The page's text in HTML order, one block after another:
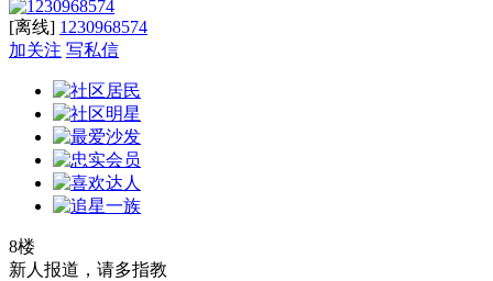
[离线] 1230968574
加关注 写私信
8楼
新人报道，请多指教